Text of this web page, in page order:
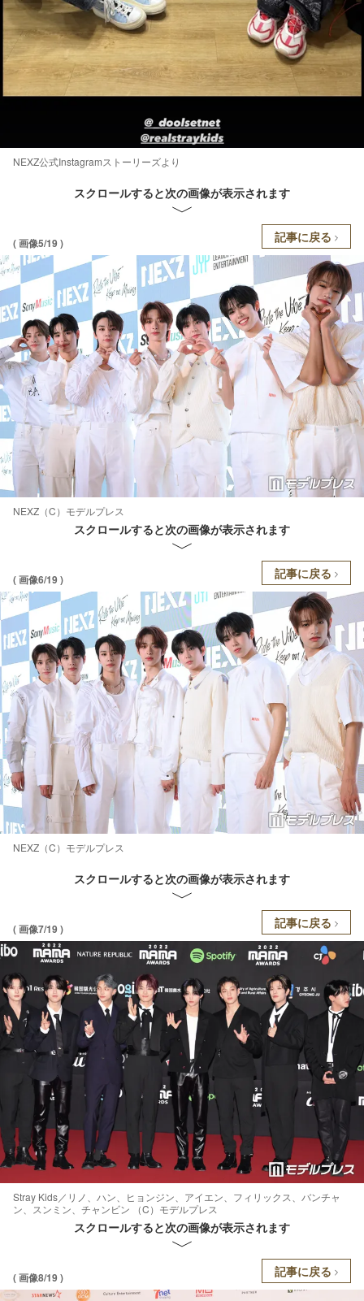
NEXZ公式Instagramストーリーズより
スクロールすると次の画像が表示されます
( 画像5/19 ) 記事に戻る
NEXZ（C）モデルプレス
スクロールすると次の画像が表示されます
( 画像6/19 ) 記事に戻る
NEXZ（C）モデルプレス
スクロールすると次の画像が表示されます
( 画像7/19 ) 記事に戻る
Stray Kids／リノ、ハン、ヒョンジン、アイエン、フィリックス、バンチャ
ン、スンミン、チャンビン （C）モデルプレス
スクロールすると次の画像が表示されます
( 画像8/19 ) 記事に戻る